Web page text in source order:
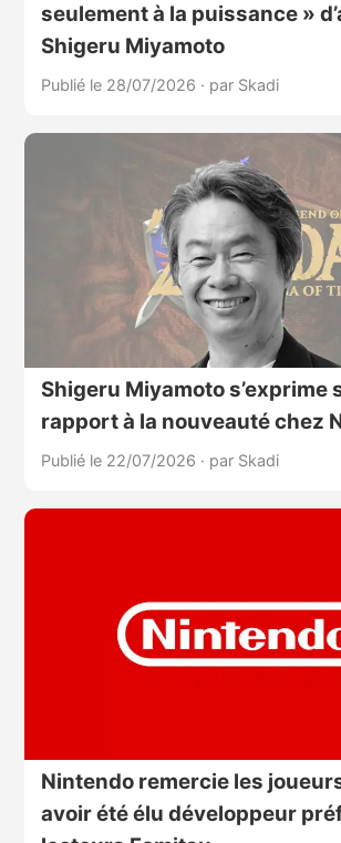
seulement à la puissance »
Shigeru Miyamoto
Publié le 28/07/2026 · par Skadi
Shigeru Miyamoto s’exprime
rapport à la nouveauté chez
Publié le 22/07/2026 · par Skadi
Nintendo remercie les
avoir été élu développeur